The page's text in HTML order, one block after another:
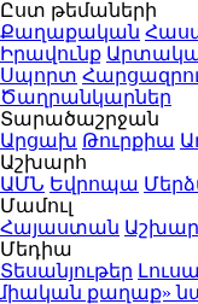
Ըստ թեմաների
Քաղաքական
Իրավունք
Սպորտ
Ծաղրանկարներ
Տարածաշրջան
Արցախ Թուրքիա
Աշխարհ
ԱՄՆ Եվրոպա
Մամուլ
Հայաստան
Մեդիա
Տեսանյութեր
քաղաք»